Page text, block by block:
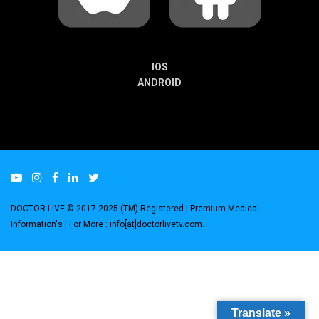
IOS
ANDROID
DOCTOR LIVE © 2017-2025 (TM) Registered | Premium Medical
Information's | For More : info[at]doctorlivetv.com
Translate »